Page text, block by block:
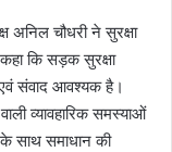
अनिल चौधरी ने सुरक्षा
कि सड़क सुरक्षा
संवाद आवश्यक है।
व्यावहारिक समस्याओं
के साथ समाधान की